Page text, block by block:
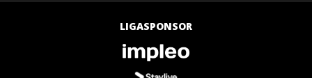
LIGASPONSOR